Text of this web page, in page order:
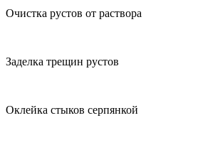
Очистка рустов от раствора
Заделка трещин рустов
Оклейка стыков серпянкой